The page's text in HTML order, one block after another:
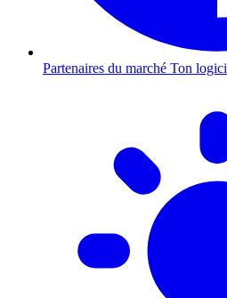
Partenaires du marché Ton